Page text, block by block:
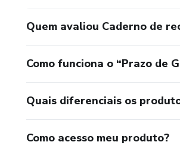
Quem avaliou Caderno de
Como funciona o “Prazo de
Quais diferenciais os
Como acesso meu produto?